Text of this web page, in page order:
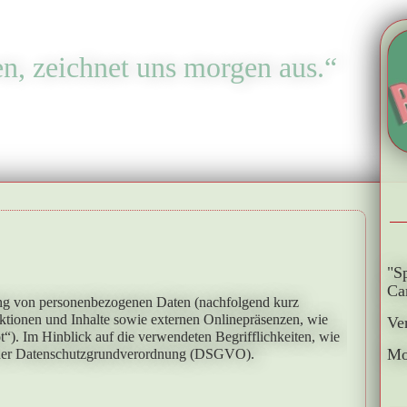
zeichnet uns morgen aus.“
von personenbezogenen Daten (nachfolgend kurz
und Inhalte sowie externen Onlinepräsenzen, wie
Im Hinblick auf die verwendeten Begrifflichkeiten, wie
Datenschutzgrundverordnung (DSGVO).